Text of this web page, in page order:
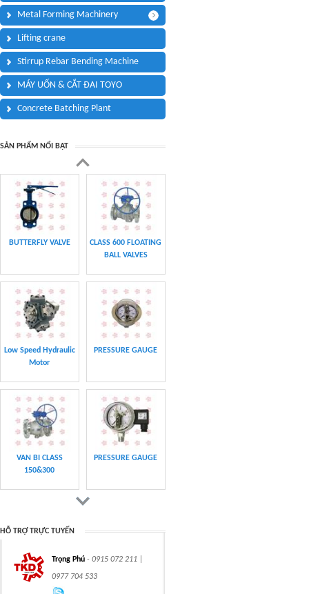
Metal Forming Machinery
Lifting crane
Stirrup Rebar Bending Machine
MÁY UỐN & CẮT ĐAI TOYO
Concrete Batching Plant
SẢN PHẨM NỔI BẬT
BUTTERFLY VALVE
CLASS 600 FLOATING
BALL VALVES
Low Speed Hydraulic
Motor
PRESSURE GAUGE
VAN BI CLASS
150&300
PRESSURE GAUGE
CHAIN
HỖ TRỢ TRỰC TUYẾN
Trọng Phú - 0915 072 211 |
0977 704 533